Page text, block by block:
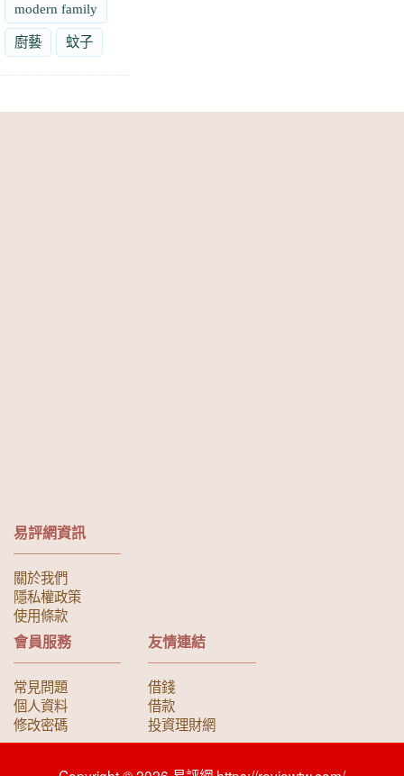
modern family
廚藝 蚊子
易評網資訊
關於我們
隱私權政策
使用條款
會員服務
常見問題
個人資料
修改密碼
友情連結
借錢
借款
投資理財網